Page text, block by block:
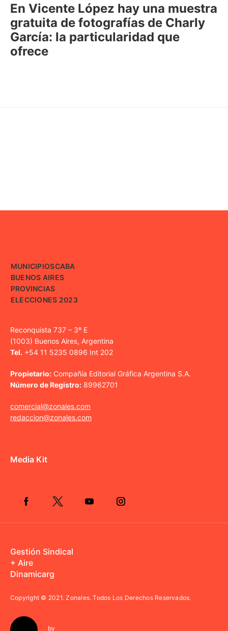
En Vicente López hay una muestra
gratuita de fotografías de Charly
García: la particularidad que
ofrece
MUNICIPIOSCABA
BUENOS AIRES
PROVINCIAS
ELECCIONES 2023
Reconquista 737 – 3º E
(1003) Buenos Aires, Argentina
Tel. +54 11 5235 0896 Int 202
Propietario: Compañía Editorial Gráfica Argentina S.A.
Número de Registro: 89962701
comercial@zonales.com
redaccion@zonales.com
Media Kit
Gestión Sindical
+ Aire
Dinamicarg
Copyright © 2021.Zonales. Todos Los Derechos Reservados.
by